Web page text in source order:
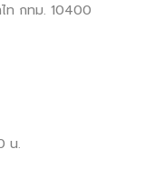
ท กทม. 10400
น.